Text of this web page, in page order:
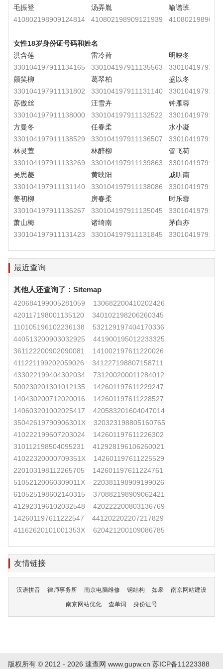
毛振登
410802198909124814
汤弄胤
410802198909121939
喻谱班
女性18岁身份证号码和姓名
洪含莲
330104197911134165
雷冷荷
330104197911135563
明映冬
颜笑柳
330104197911131802
葛翠柏
330104197911131140
盛以冬
苏傲丝
330104197911138000
汪雪卉
330104197911132522
钟雁蓉
方曼冬
330104197911138529
任春柔
330104197911136507
水小凝
林灵萱
330104197911133269
林醉柳
330104197911139863
管飞荷
吴思菱
330104197911131140
黄映阳
330104197911138086
戚听南
姜初柳
330104197911136267
房春柔
330104197911135045
时乐蓉
萧山梅
330104197911131423
诸绮南
330104197911131845
茅白亦
最近查询
其他人还查询了： Sitemap
420684199005281059
130682200410202426
420117198001135120
340102198206260345
110105196102236138
532129197404170336
440513200903032925
441900195012233325
361122200902090081
141002197611220026
411221199202059026
341227198807158711
433022199404302034
731200200011284012
500230201301012135
142601197611229247
140430200712020016
142601197611228527
140603201002025417
420583201604047014
35042619790906301X
320323198805160765
410222199607203024
142601197611226302
310112198504095231
412928196106260021
41022320000709351X
142601197611225529
220103198112265705
142601197611224761
51052120060309011X
220381198909199026
610525198602140315
370882198909062421
412923196102032548
420222200803136769
142601197611222547
441202202207217829
41162620101001353X
620421200109086785
友情链接
汉语拼音 律师事务所 南京电脑维修 钢结构 如皋 南京网站建设
南京网站优化 查单词 身份证号
版权所有 © 2012 - 2026 速查网 www.gupw.cn 苏ICP备11223388